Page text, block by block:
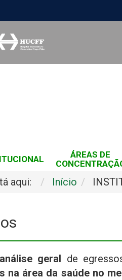
ÁREAS DE
aqui: Início
análise geral de
na área da saúde no